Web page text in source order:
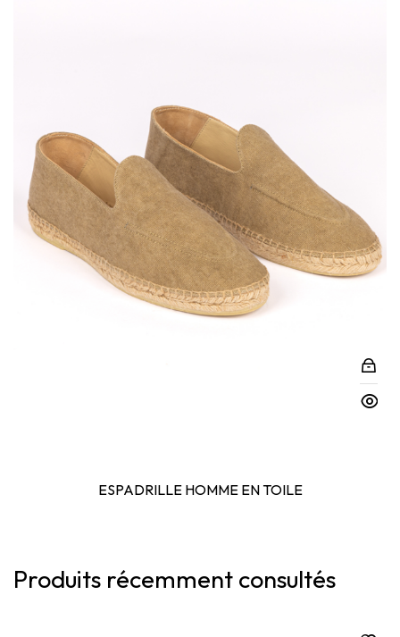
ESPADRILLE HOMME EN TOILE
Produits récemment consultés